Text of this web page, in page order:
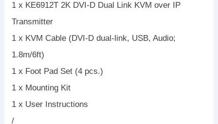
1 x KE6912T 2K DVI-D Dual Link KVM over IP
Transmitter
1 x KVM Cable (DVI-D dual-link, USB, Audio;
1.8m/6ft)
1 x Foot Pad Set (4 pcs.)
1 x Mounting Kit
1 x User Instructions
/